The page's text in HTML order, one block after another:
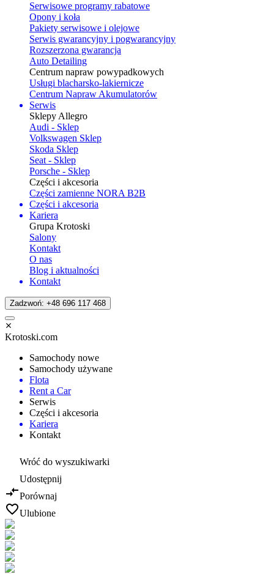
Serwisowe programy rabatowe
Opony i koła
Pakiety serwisowe i olejowe
Serwis gwarancyjny i pogwarancyjny
Rozszerzona gwarancja
Auto Detailing
Centrum napraw powypadkowych
Usługi blacharsko-lakiernicze
Centrum Napraw Akumulatorów
Serwis
Sklepy Allegro
Audi - Sklep
Volkswagen Sklep
Skoda Sklep
Seat - Sklep
Porsche - Sklep
Części i akcesoria
Części zamienne NORA B2B
Części i akcesoria
Kariera
Grupa Krotoski
Salony
Kontakt
O nas
Blog i aktualności
Kontakt
Zadzwoń: +48 696 117 468
Krotoski.com
Samochody nowe
Samochody używane
Flota
Rent a Car
Serwis
Części i akcesoria
Kariera
Kontakt
Wróć do wyszukiwarki
Udostępnij
Porównaj
Ulubione